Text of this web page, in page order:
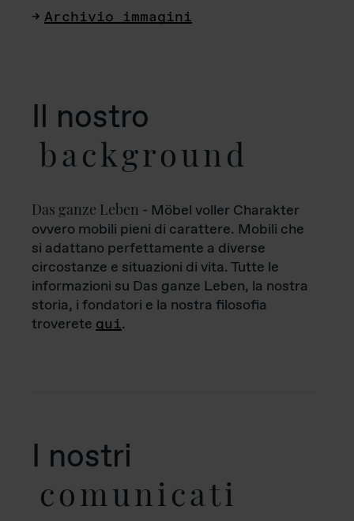
Archivio immagini
Il nostro
background
Das ganze Leben - Möbel voller Charakter
ovvero mobili pieni di carattere. Mobili che
si adattano perfettamente a diverse
circostanze e situazioni di vita. Tutte le
informazioni su Das ganze Leben, la nostra
storia, i fondatori e la nostra filosofia
troverete qui.
I nostri
comunicati